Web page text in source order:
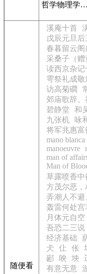
哲学物理学
随便看
溪庵十首
戊辰元旦
春暮留云阁
采桑子（赠
读西京杂记
雩祭礼成敬
访高菊磵
郊庙歌辞
碧静堂
和
九张机
咏
将军兆惠富
mano blanca
manoeuvre
man of
Man of
草露喷香
方茂尔恶，
弄潮人不避
轰雷何处
月体元自
吾恐二三说
经济基础
仧
仩 伥
郔
咉 坱
有意无意